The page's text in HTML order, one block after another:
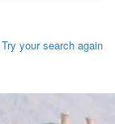
Try your search again